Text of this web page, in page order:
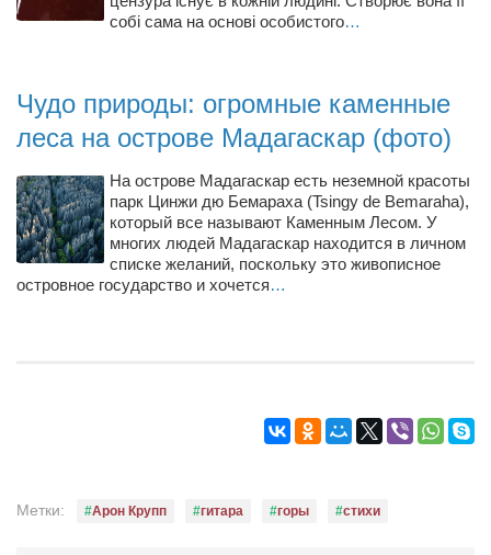
Режиссёры
Римма Миленкова
Ирина Проценко
Александр Садовский
собі сама на основі особистого…
Чудо природы: огромные каменные
леса на острове Мадагаскар (фото)
На острове Мадагаскар есть неземной красоты
парк Цинжи дю Бемараха (Tsingy de Bemaraha),
который все называют Каменным Лесом. У
многих людей Мадагаскар находится в личном
списке желаний, поскольку это живописное
островное государство и хочется…
Метки: Арон Крупп гитара горы стихи